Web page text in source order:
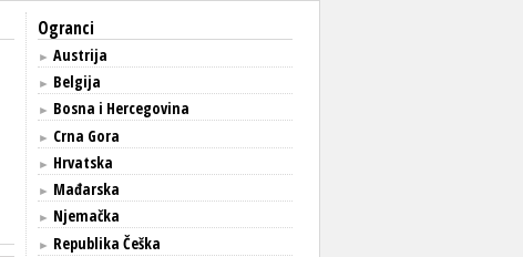
Ogranci
► Austrija
► Belgija
► Bosna i Hercegovina
► Crna Gora
► Hrvatska
► Mađarska
► Njemačka
► Republika Češka